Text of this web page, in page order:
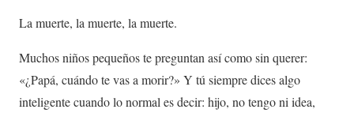
La muerte, la muerte, la muerte.
Muchos niños pequeños te preguntan así como sin querer:
«¿Papá, cuándo te vas a morir?» Y tú siempre dices algo
inteligente cuando lo normal es decir: hijo, no tengo ni idea,